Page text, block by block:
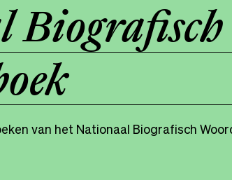
Biografisch
van het Nationaal Biografisch